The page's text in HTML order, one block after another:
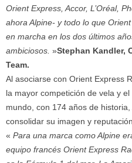
Orient Express, Accor, L’Oréal,
ahora Alpine- y todo lo que
en marcha en los dos últimos
ambiciosos. »Stephan Kandler,
Team.
Al asociarse con Orient Express
la mayor competición de vela y
mundo, con 174 años de
consolidar su imagen y
« Para una marca como Alpine
equipo francés Orient Express